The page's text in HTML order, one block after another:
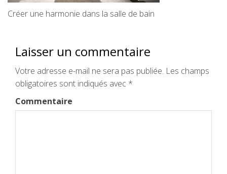
Créer une harmonie dans la salle de bain
Laisser un commentaire
Votre adresse e-mail ne sera pas publiée. Les champs
obligatoires sont indiqués avec *
Commentaire